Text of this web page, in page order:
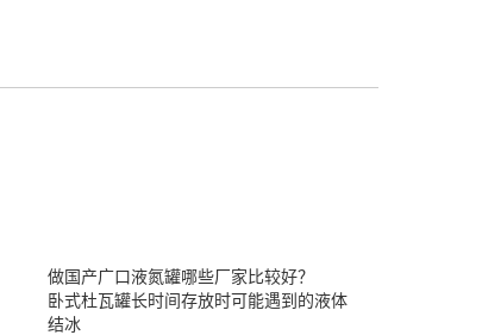
做国产广口液氮罐哪些厂家比较好？
卧式杜瓦罐长时间存放时可能遇到的液体
结冰